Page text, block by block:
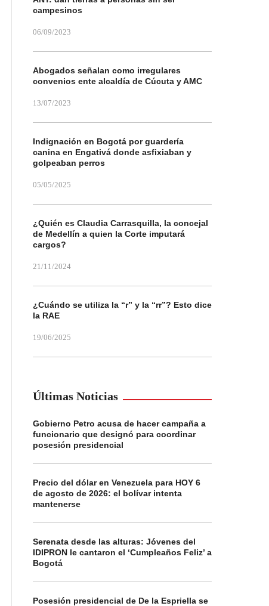
campesinos
06/09/2023
Abogados señalan como irregulares
convenios ente alcaldía de Cúcuta y AMC
13/07/2023
Indignación en Bogotá por guardería
canina en Engativá donde asfixiaban y
golpeaban perros
05/05/2025
¿Quién es Claudia Carrasquilla, la concejal
de Medellín a quien la Corte imputará
cargos?
21/11/2024
¿Cuándo se utiliza la “r” y la “rr”? Esto dice
la RAE
19/06/2025
Últimas Noticias
Gobierno Petro acusa de hacer campaña a
funcionario que designó para coordinar
posesión presidencial
Precio del dólar en Venezuela para HOY 6
de agosto de 2026: el bolívar intenta
mantenerse
Serenata desde las alturas: Jóvenes del
IDIPRON le cantaron el ‘Cumpleaños Feliz’ a
Bogotá
Posesión presidencial de De la Espriella se